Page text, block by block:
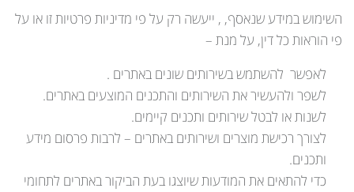
השימוש במידע שנאסף, , ייעשה רק על פי מדיניות פרטיות זו או על
פי הוראות כל דין, על מנת –
לאפשר להשתמש בשירותים שונים באתרים .
לשפר ולהעשיר את השירותים והתכנים המוצעים באתרים.
לשנות או לבטל שירותים ותכנים קיימים.
לצורך רכישת מוצרים ושירותים באתרים – לרבות פרסום מידע
ותכנים.
כדי להתאים את המודעות שיוצגו בעת הביקור באתרים לתחומי